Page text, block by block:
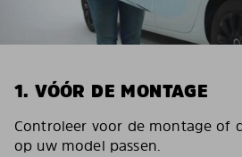
1. VÓÓR DE MONTAGE
Controleer voor de montage of
op uw model passen.